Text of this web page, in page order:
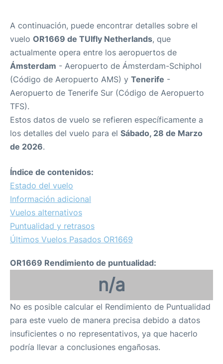
A continuación, puede encontrar detalles sobre el
vuelo OR1669 de TUIfly Netherlands, que
actualmente opera entre los aeropuertos de
Ámsterdam - Aeropuerto de Ámsterdam-Schiphol
(Código de Aeropuerto AMS) y Tenerife -
Aeropuerto de Tenerife Sur (Código de Aeropuerto
TFS).
Estos datos de vuelo se refieren específicamente a
los detalles del vuelo para el Sábado, 28 de Marzo
de 2026.
Índice de contenidos:
Estado del vuelo
Información adicional
Vuelos alternativos
Puntualidad y retrasos
Últimos Vuelos Pasados OR1669
OR1669 Rendimiento de puntualidad:
n/a
No es posible calcular el Rendimiento de Puntualidad
para este vuelo de manera precisa debido a datos
insuficientes o no representativos, ya que hacerlo
podría llevar a conclusiones engañosas.